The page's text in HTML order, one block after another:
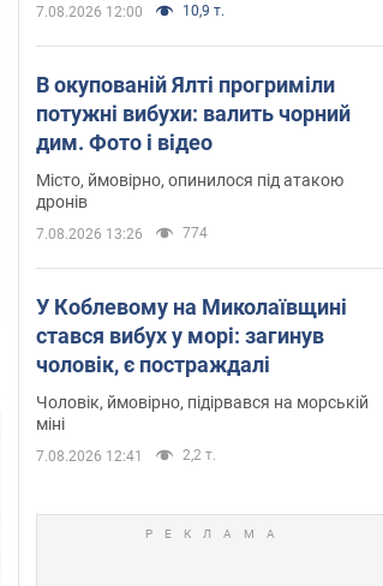
7.08.2026 12:00 10,9 т.
В окупованій Ялті прогриміли
потужні вибухи: валить чорний
дим. Фото і відео
Місто, ймовірно, опинилося під атакою
дронів
7.08.2026 13:26 774
У Коблевому на Миколаївщині
стався вибух у морі: загинув
чоловік, є постраждалі
Чоловік, ймовірно, підірвався на морській
міні
7.08.2026 12:41 2,2 т.